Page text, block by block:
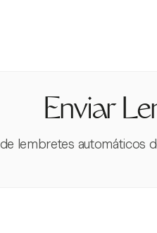
Enviar
lembretes automáticos